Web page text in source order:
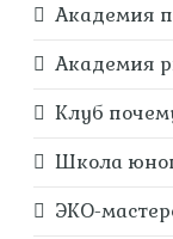
Академия
Академия
Клуб
Школа
ЭКО-